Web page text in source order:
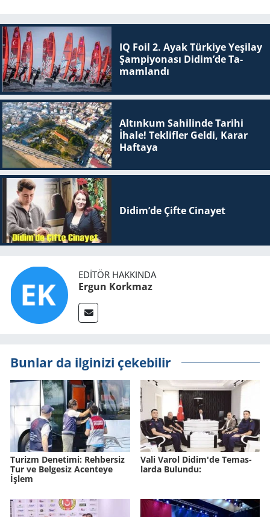
IQ Foil 2. Ayak Tür­ki­ye Ye­şi­lay
Şam­pi­yo­na­sı Didim’de Ta­
mam­lan­dı
Altınkum Sahilinde Tarihi
İhale! Teklifler Geldi, Karar
Haftaya
Didim’de Çifte Ci­na­yet
EDITÖR HAKKINDA
Ergun Korkmaz
Bunlar da ilginizi çekebilir
Tu­rizm De­ne­ti­mi: Reh­ber­siz
Tur ve Bel­ge­siz Acen­te­ye
İşlem
Vali Varol Didim'de Te­mas­
lar­da Bu­lun­du: